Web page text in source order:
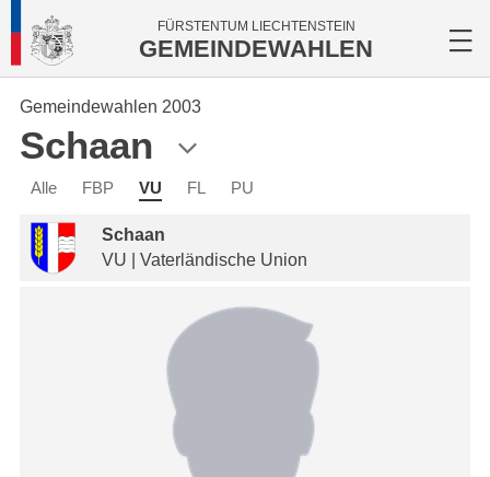
FÜRSTENTUM LIECHTENSTEIN
GEMEINDEWAHLEN
Gemeindewahlen 2003
Schaan
Alle FBP VU FL PU
Schaan
VU | Vaterländische Union